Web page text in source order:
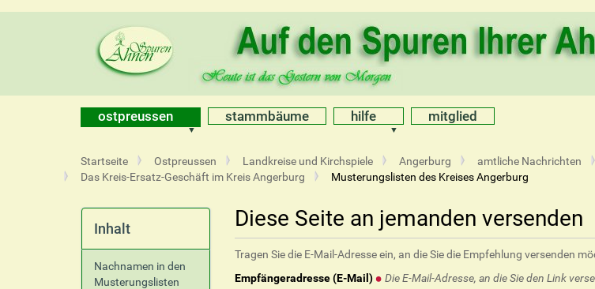
ostpreussen stammbäume hilfe mitglied
S
i
s
Startseite Ostpreussen Landkreise und Kirchspiele Angerburg amtliche Nachrichten
Das Kreis-Ersatz-Geschäft im Kreis Angerburg
Musterungslisten des Kreises Angerburg
Diese Seite an jemanden versenden
Tragen Sie die E-Mail-Adresse ein, an die Sie die Empfehlung versenden
Empfängeradresse (E-Mail)
Die E-Mail-Adresse, an die Sie den Link
Inhalt
Nachnamen in den
Musterungslisten